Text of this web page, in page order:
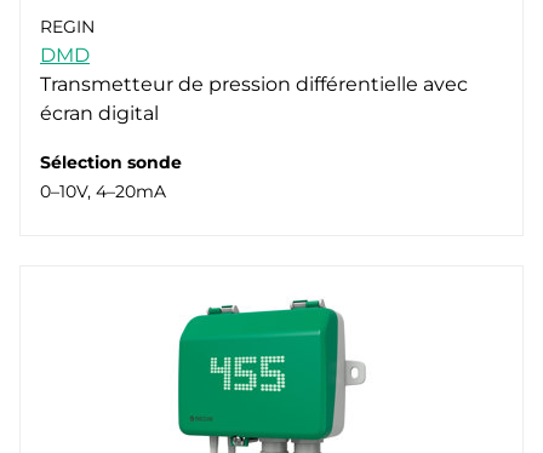
REGIN
DMD
Transmetteur de pression différentielle avec
écran digital
Sélection sonde
0–10V, 4–20mA